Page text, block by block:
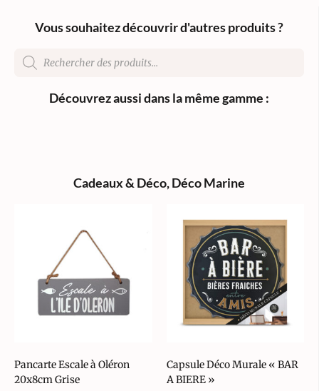
Vous souhaitez découvrir d'autres produits ?
Découvrez aussi dans la même gamme :
Cadeaux & Déco,Déco Marine
Pancarte Escale à Oléron
20x8cm Grise
Capsule Déco Murale « BAR
A BIERE »